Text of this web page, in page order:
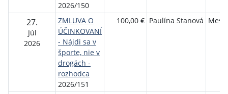
2026/150
27.
Júl
2026
ZMLUVA O
ÚČINKOVANÍ
- Nájdi sa v
športe, nie v
drogách -
rozhodca
2026/151
100,00 € Paulína Stanová